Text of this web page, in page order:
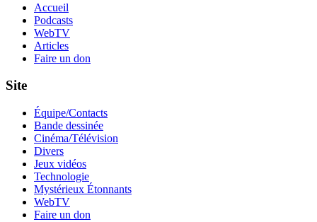
Accueil
Podcasts
WebTV
Articles
Faire un don
Site
Équipe/Contacts
Bande dessinée
Cinéma/Télévision
Divers
Jeux vidéos
Technologie
Mystérieux Étonnants
WebTV
Faire un don